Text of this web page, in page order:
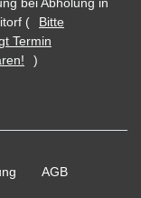
bei Abholung in
(
Bitte
Termin
)
AGB